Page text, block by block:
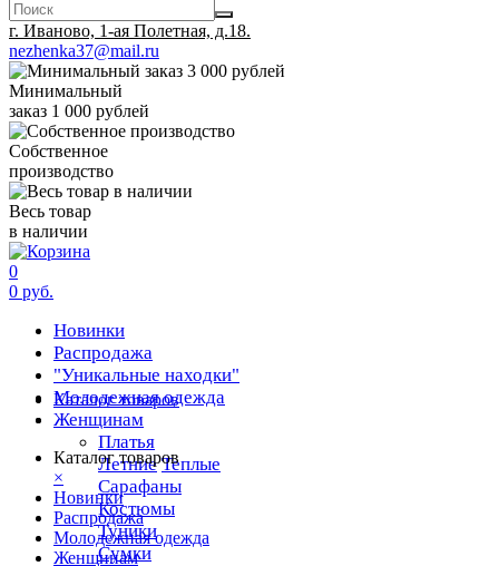
г. Иваново, 1-ая Полетная, д.18.
nezhenka37@mail.ru
Минимальный
заказ 1 000 рублей
Собственное
производство
Весь товар
в наличии
0
0 руб.
Новинки
Распродажа
"Уникальные находки"
Молодежная одежда
Женщинам
Платья
Летние Теплые
Сарафаны
Костюмы
Туники
Сумки
Каталог товаров
Каталог товаров
×
Новинки
Распродажа
Молодежная одежда
Женщинам